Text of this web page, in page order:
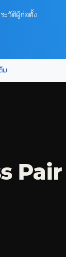
ะวัติผู้ก่อตั้ง
ม
Pair